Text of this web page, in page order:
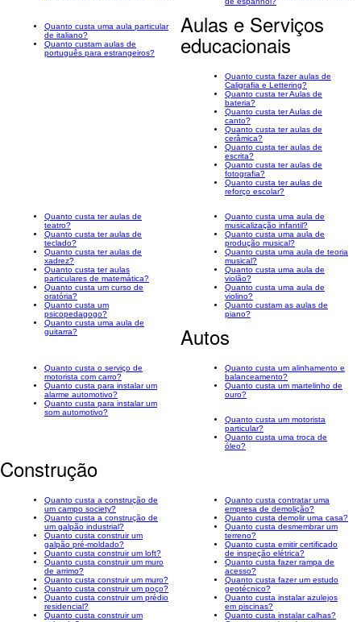
Quanto custa uma aula particular
de italiano?
Quanto custam aulas de
português para estrangeiros?
Aulas e Serviços
educacionais
Quanto custa fazer aulas de
Caligrafia e Lettering?
Quanto custa ter Aulas de
bateria?
Quanto custa ter Aulas de
canto?
Quanto custa ter aulas de
cerâmica?
Quanto custa ter aulas de
escrita?
Quanto custa ter aulas de
fotografia?
Quanto custa ter aulas de
reforço escolar?
Quanto custa ter aulas de
teatro?
Quanto custa ter aulas de
teclado?
Quanto custa ter aulas de
xadrez?
Quanto custa ter aulas
particulares de matemática?
Quanto custa um curso de
oratória?
Quanto custa um
psicopedagogo?
Quanto custa uma aula de
guitarra?
Quanto custa uma aula de
musicalização infantil?
Quanto custa uma aula de
produção musical?
Quanto custa uma aula de teoria
musical?
Quanto custa uma aula de
violão?
Quanto custa uma aula de
violino?
Quanto custam as aulas de
piano?
Autos
Quanto custa o serviço de
motorista com carro?
Quanto custa para instalar um
alarme automotivo?
Quanto custa para instalar um
som automotivo?
Quanto custa um alinhamento e
balanceamento?
Quanto custa um martelinho de
ouro?
Quanto custa um motorista
particular?
Quanto custa uma troca de
óleo?
Construção
Quanto custa a construção de
um campo society?
Quanto custa a construção de
um galpão industrial?
Quanto custa construir um
galpão pré-moldado?
Quanto custa construir um loft?
Quanto custa construir um muro
de arrimo?
Quanto custa construir um muro?
Quanto custa construir um poço?
Quanto custa construir um prédio
residencial?
Quanto custa construir um
Quanto custa contratar uma
empresa de demolição?
Quanto custa demolir uma casa?
Quanto custa desmembrar um
terreno?
Quanto custa emitir certificado
de inspeção elétrica?
Quanto custa fazer rampa de
acesso?
Quanto custa fazer um estudo
geotécnico?
Quanto custa instalar azulejos
em piscinas?
Quanto custa instalar calhas?